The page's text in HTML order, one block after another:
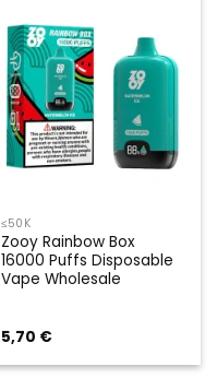
≤50K
Zooy Rainbow Box
16000 Puffs Disposable
Vape Wholesale
5,70 €